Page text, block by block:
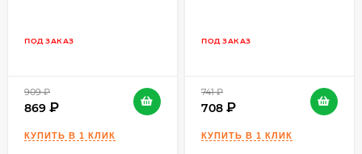
Время до нанесения последующего
0,3-0,4
ПОД ЗАКАЗ
909
869
ПОД ЗАКАЗ
741
708